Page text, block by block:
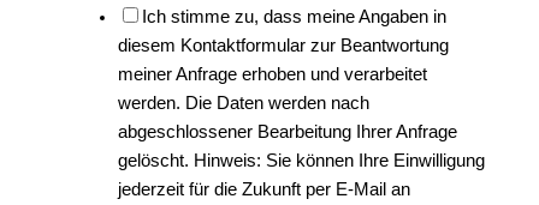
Ich stimme zu, dass meine Angaben in
diesem Kontaktformular zur Beantwortung
meiner Anfrage erhoben und verarbeitet
werden. Die Daten werden nach
abgeschlossener Bearbeitung Ihrer Anfrage
gelöscht. Hinweis: Sie können Ihre Einwilligung
jederzeit für die Zukunft per E-Mail an